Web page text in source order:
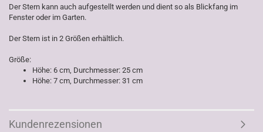
Der Stern kann auch aufgestellt werden und dient so als Blickfang im
Fenster oder im Garten.
Der Stern ist in 2 Größen erhältlich.
Größe:
Höhe: 6 cm, Durchmesser: 25 cm
Höhe: 7 cm, Durchmesser: 31 cm
Kundenrezensionen